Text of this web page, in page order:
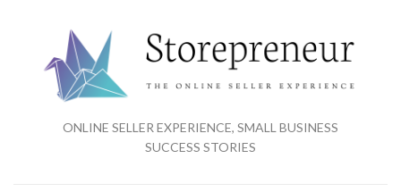
ONLINE SELLER EXPERIENCE, SMALL BUSINESS
SUCCESS STORIES